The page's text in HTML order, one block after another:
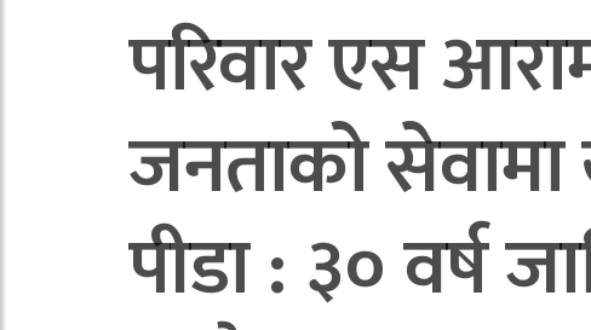
परिवार एस
जनताको सेवामा
पीडा : ३० वर्ष